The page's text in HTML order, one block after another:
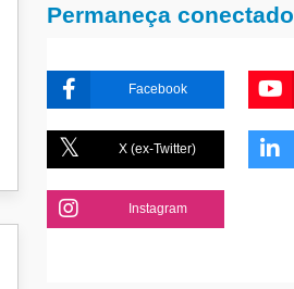
Permaneça conectado
Facebook
X (ex-Twitter)
Instagram